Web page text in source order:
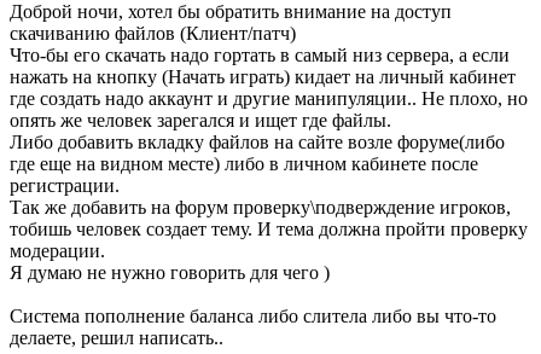
Доброй ночи, хотел бы обратить внимание на доступ
скачиванию файлов (Клиент/патч)
Что-бы его скачать надо гортать в самый низ сервера, а если
нажать на кнопку (Начать играть) кидает на личный кабинет
где создать надо аккаунт и другие манипуляции.. Не плохо, но
опять же человек зарегался и ищет где файлы.
Либо добавить вкладку файлов на сайте возле форуме(либо
где еще на видном месте) либо в личном кабинете после
регистрации.
Так же добавить на форум проверку\подверждение игроков,
тобишь человек создает тему. И тема должна пройти проверку
модерации.
Я думаю не нужно говорить для чего )
Система пополнение баланса либо слитела либо вы что-то
делаете, решил написать..